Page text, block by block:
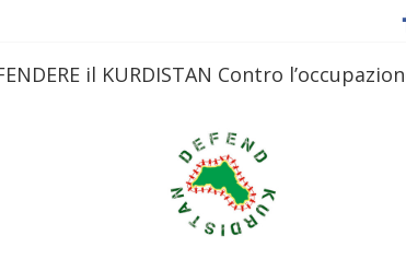
il KURDISTAN Contro